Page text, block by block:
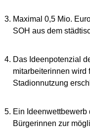
Maximal 0,5 Mio.
SOH aus dem
Das Ideenpotenzial
mitarbeiterinnen wird
Stadionnutzung
Ein Ideenwettbewerb
Bürgerinnen zur